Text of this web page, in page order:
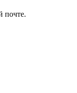
почте.